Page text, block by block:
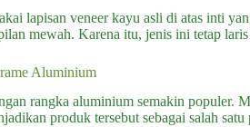
lapisan veneer kayu asli di atas inti
mewah. Karena itu, jenis ini tetap laris
Aluminium
rangka aluminium semakin populer.
produk tersebut sebagai salah